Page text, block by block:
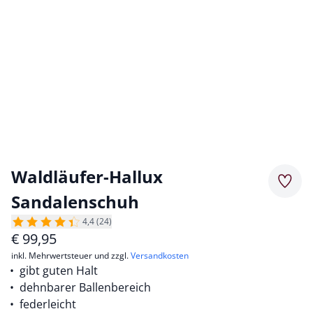
Waldläufer-Hallux
Sandalenschuh
4,4 (24)
€ 99,95
inkl. Mehrwertsteuer und zzgl.Versandkosten
gibt guten Halt
dehnbarer Ballenbereich
federleicht